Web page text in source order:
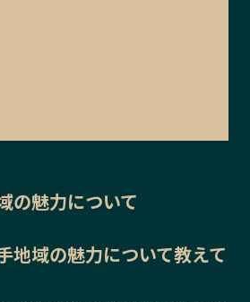
の魅力について
地域の魅力について教えて